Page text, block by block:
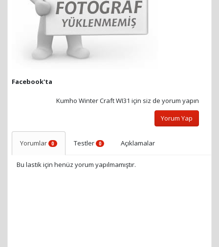
Facebook'ta
Kumho Winter Craft WI31 için siz de yorum yapın
Yorum Yap
Yorumlar 0 Testler 0 Açıklamalar
Bu lastik için henüz yorum yapılmamıştır.